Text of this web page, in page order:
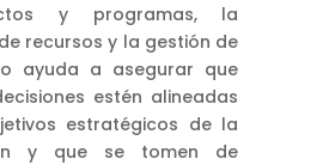
y programas, la
recursos y la gestión de
ayuda a asegurar que
estén alineadas
estratégicos de la
y que se tomen de